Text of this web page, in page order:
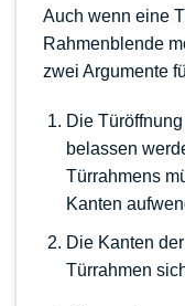
Auch wenn eine
Rahmenblende
zwei Argumente
Die
belassen
Türrahmens
Kanten
Die Kanten
Türrahmen